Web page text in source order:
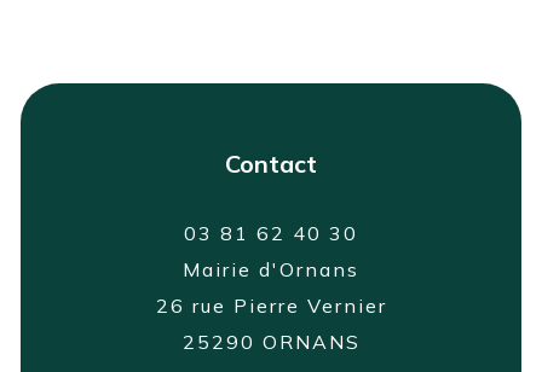
Contact
03 81 62 40 30
Mairie d'Ornans
26 rue Pierre Vernier
25290 ORNANS